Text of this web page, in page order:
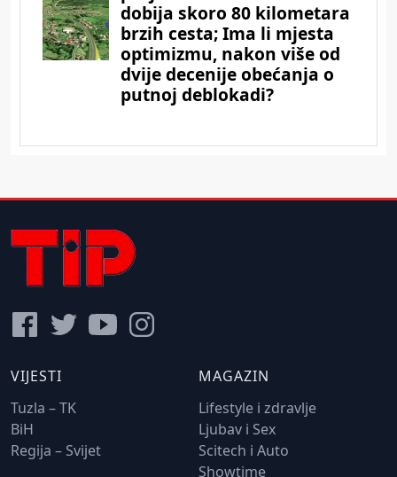
VIJESTI
Tuzla – TK
BiH
Regija – Svijet
MAGAZIN
Lifestyle i zdravlje
Ljubav i Sex
Scitech i Auto
Showtime